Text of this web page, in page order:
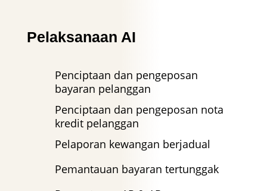
Pelaksanaan AI
Penciptaan dan pengeposan
bayaran pelanggan
Penciptaan dan pengeposan nota
kredit pelanggan
Pelaporan kewangan berjadual
Pemantauan bayaran tertunggak